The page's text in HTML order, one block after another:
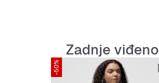
Zadnje viđeno
-50%